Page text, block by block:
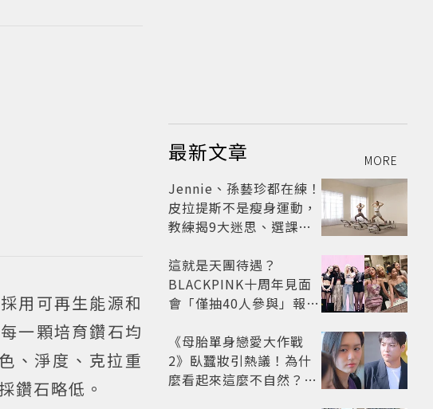
用可再生能源和
一顆培育鑽石均
、淨度、克拉重
鑽石略低。
最新文章 MORE
Jennie、孫藝珍都在練！
皮拉提斯不是瘦身運動，
教練揭9大迷思、選課真
這就是天團待遇？
BLACKPINK十周年見面
會「僅抽40人參與」報名
怒了😡
《母胎單身戀愛大作戰
2》臥蠶妝引熱議！為什
麼看起來這麼不自然？彩